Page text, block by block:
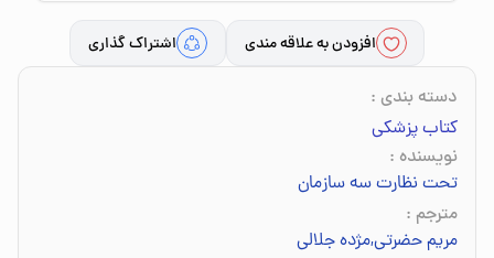
افزودن به علاقه مندی اشتراک گذاری
دسته بندی :
کتاب پزشکی
نویسنده :
تحت نظارت سه سازمان
مترجم :
مریم حضرتی,مژده جلالی